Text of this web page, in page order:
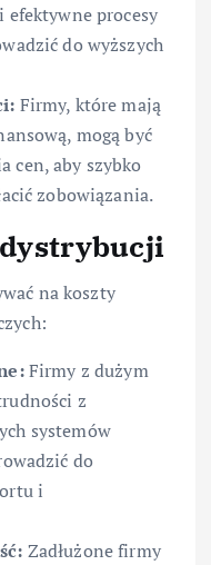
efektywne procesy
do wyższych
Firmy, które mają
mogą być
cen, aby szybko
zobowiązania.
dystrybucji
na koszty
Firmy z dużym
z
systemów
do
i
Zadłużone firmy